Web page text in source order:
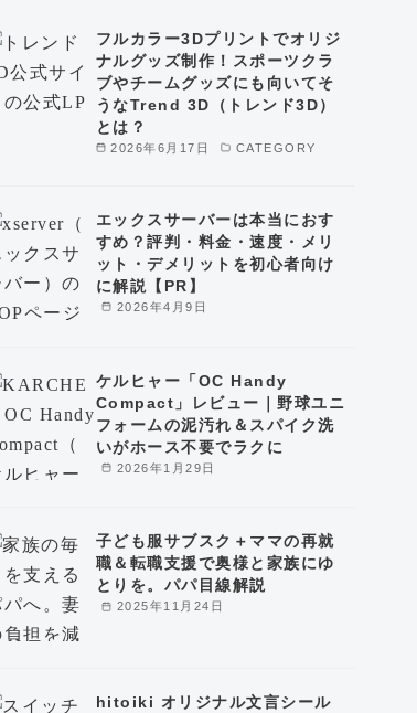
2026年6月17日 CATEGORY
フルカラー3Dプリントでオリジ
ナルグッズ制作！スポーツクラ
ブやチームグッズにも向いてそ
うなTrend 3D（トレンド3D）
とは？
2026年4月9日
エックスサーバーは本当におす
すめ？評判・料金・速度・メリ
ット・デメリットを初心者向け
に解説【PR】
2026年1月29日
ケルヒャー「OC Handy
Compact」レビュー｜野球ユニ
フォームの泥汚れ＆スパイク洗
いがホース不要でラクに
2025年11月24日
子ども服サブスク＋ママの再就
職＆転職支援で奥様と家族にゆ
とりを。パパ目線解説
hitoiki オリジナル文言シール